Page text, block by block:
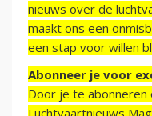
nieuws over de
maakt ons een
een stap voor willen
Abonneer je voor
Door je te abonneren